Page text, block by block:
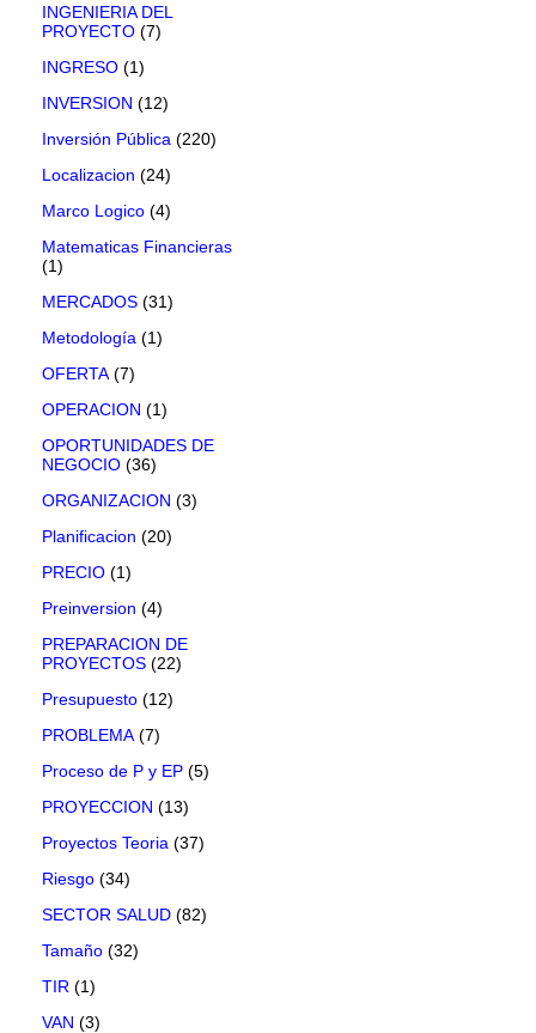
INGENIERIA DEL
PROYECTO (7)
INGRESO (1)
INVERSION (12)
Inversión Pública (220)
Localizacion (24)
Marco Logico (4)
Matematicas Financieras
(1)
MERCADOS (31)
Metodología (1)
OFERTA (7)
OPERACION (1)
OPORTUNIDADES DE
NEGOCIO (36)
ORGANIZACION (3)
Planificacion (20)
PRECIO (1)
Preinversion (4)
PREPARACION DE
PROYECTOS (22)
Presupuesto (12)
PROBLEMA (7)
Proceso de P y EP (5)
PROYECCION (13)
Proyectos Teoria (37)
Riesgo (34)
SECTOR SALUD (82)
Tamaño (32)
TIR (1)
VAN (3)